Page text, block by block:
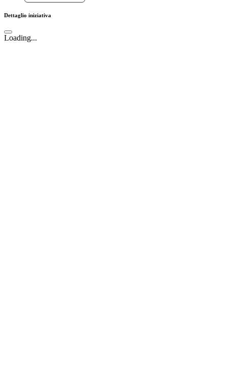
Dettaglio iniziativa
Loading...